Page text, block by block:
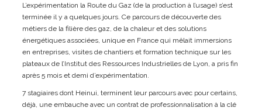
L’expérimentation la Route du Gaz (de la production à l’usage) s’est
terminée il y a quelques jours. Ce parcours de découverte des
métiers de la filière des gaz, de la chaleur et des solutions
énergétiques associées, unique en France qui mêlait immersions
en entreprises, visites de chantiers et formation technique sur les
plateaux de l’Institut des Ressources Industrielles de Lyon, a pris fin
après 5 mois et demi d’expérimentation.
7 stagiaires dont Heinui, terminent leur parcours avec pour certains,
déjà, une embauche avec un contrat de professionnalisation à la clé